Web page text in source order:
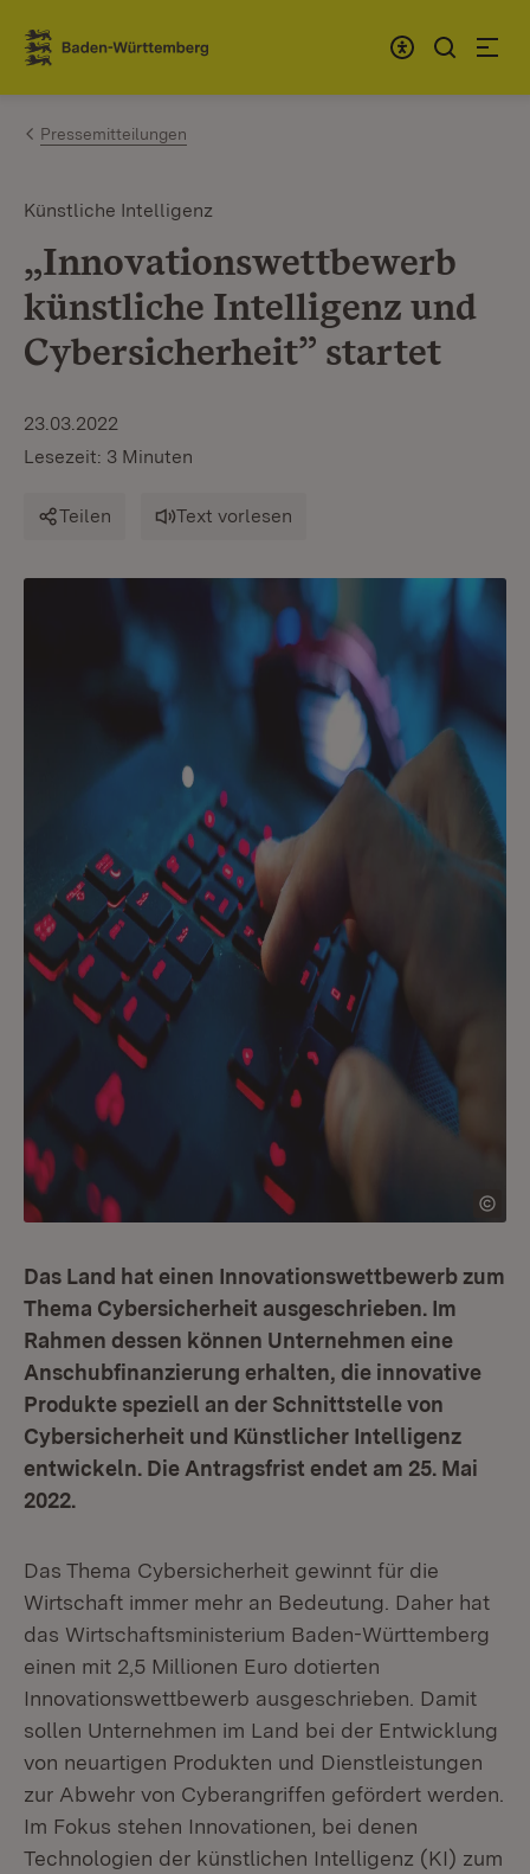
Zum Inhalt springen
Link zur Startseite
Pressemitteilungen
Künstliche Intelligenz
„Innovationswettbewerb
künstliche Intelligenz und
Cybersicherheit” startet
23.03.2022
Lesezeit: 3 Minuten
Teilen Text vorlesen
Das Land hat einen Innovationswettbewerb zum
Thema Cybersicherheit ausgeschrieben. Im
Rahmen dessen können Unternehmen eine
Anschubfinanzierung erhalten, die innovative
Produkte speziell an der Schnittstelle von
Cybersicherheit und Künstlicher Intelligenz
entwickeln. Die Antragsfrist endet am 25. Mai
2022.
Das Thema Cybersicherheit gewinnt für die
Wirtschaft immer mehr an Bedeutung. Daher hat
das Wirtschaftsministerium Baden-Württemberg
einen mit 2,5 Millionen Euro dotierten
Innovationswettbewerb ausgeschrieben. Damit
sollen Unternehmen im Land bei der Entwicklung
von neuartigen Produkten und Dienstleistungen
zur Abwehr von Cyberangriffen gefördert werden.
Im Fokus stehen Innovationen, bei denen
Technologien der künstlichen Intelligenz (KI) zum